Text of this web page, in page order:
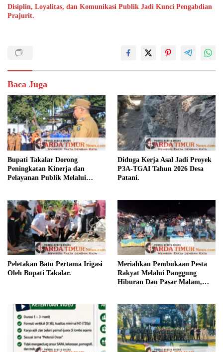
Disiplin, Loyalitas, dan Komunikasi Publik Jadi Kunci Pengabdian
Prajurit.
Baca Juga
Bupati Takalar Dorong
Peningkatan Kinerja dan
Pelayanan Publik Melalui
Diduga Kerja Asal Jadi Proyek
P3A-TGAI Tahun 2026 Desa
Patani.
Peletakan Batu Pertama Irigasi
Oleh Bupati Takalar.
Meriahkan Pembukaan Pesta
Rakyat Melalui Panggung
Hiburan Dan Pasar Malam,